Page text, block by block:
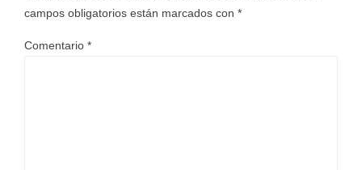
campos obligatorios están marcados con *
Comentario *